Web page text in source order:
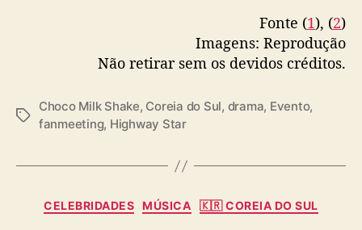
Fonte (1), (2)
Imagens: Reprodução
Não retirar sem os devidos créditos.
T
s
Choco Milk Shake, Coreia do Sul, drama, Evento,
fanmeeting, Highway Star
C
CELEBRIDADES MÚSICA 🇰🇷 COREIA DO SUL